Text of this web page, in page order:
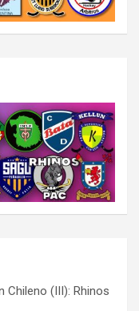
Chileno (III): Rhinos